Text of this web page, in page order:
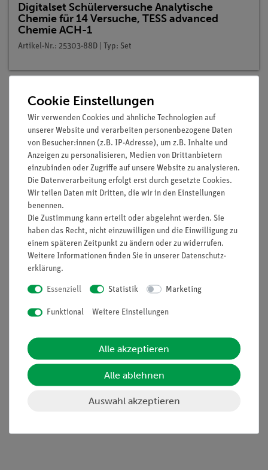
Digitalset Schülerversuche Analytische
Chemie für 14 Versuche, TESS advanced
Chemie ACH-1
Artikel-Nr.: 25303-88D | Typ: Set
Beschreibung
Durch Fällungsreaktionen ist es möglich, einzelne Bestandteile
einer Lösung nachzuweisen. Wichtig ist das z.B. im
Laboralltag für den Nachweis von geringen
Ionenkonzentrationen. Auch im Alltag sind Fällungsreaktionen
wichtig, in Kläranlagen werden diese verwendet um störende
Ionen zu entfernen. In diesem Schülerversuch werden die
Anionen "Chlorid", "Bormid", "Sulfat" und "Carbonat" durch
entsprechende Reaktionen mit einem Nachweisreagenz
nachgewiesen.
Experimentierliteratur für Schüler und Lehrer erhältlich:
Gefährdungsbeurteilung für Schüler und Lehrer
Cookie Einstellungen
Wir verwenden Cookies und ähnliche Technologien auf
unserer Website und verarbeiten personenbezogene Daten
von Besucher:innen (z.B. IP-Adresse), um z.B. Inhalte und
Anzeigen zu personalisieren, Medien von Drittanbietern
einzubinden oder Zugriffe auf unsere Website zu analysieren.
Die Datenverarbeitung erfolgt erst durch gesetzte Cookies.
Wir teilen Daten mit Dritten, die wir in den Einstellungen
benennen.
Die Zustimmung kann erteilt oder abgelehnt werden. Sie
haben das Recht, nicht einzuwilligen und die Einwilligung zu
einem späteren Zeitpunkt zu ändern oder zu widerrufen.
Weitere Informationen finden Sie in unserer Daten­schutz­
erklärung.
Essenziell Statistik Marketing
Funktional Weitere Einstellungen
Alle akzeptieren
Alle ablehnen
Auswahl akzeptieren